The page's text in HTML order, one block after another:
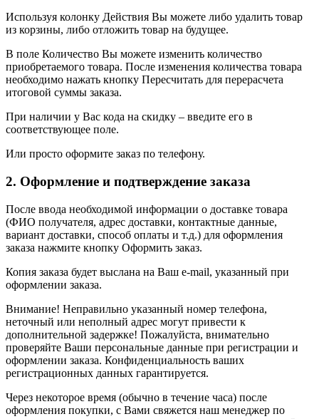
Используя колонку Действия Вы можете либо удалить товар
из корзины, либо отложить товар на будущее.
В поле Количество Вы можете изменить количество
приобретаемого товара. После изменения количества товара
необходимо нажать кнопку Пересчитать для перерасчета
итоговой суммы заказа.
При наличии у Вас кода на скидку – введите его в
соответствующее поле.
Или просто оформите заказ по телефону.
2. Оформление и подтверждение заказа
После ввода необходимой информации о доставке товара
(ФИО получателя, адрес доставки, контактные данные,
вариант доставки, способ оплаты и т.д.) для оформления
заказа нажмите кнопку Оформить заказ.
Копия заказа будет выслана на Ваш e-mail, указанный при
оформлении заказа.
Внимание! Неправильно указанный номер телефона,
неточный или неполный адрес могут привести к
дополнительной задержке! Пожалуйста, внимательно
проверяйте Ваши персональные данные при регистрации и
оформлении заказа. Конфиденциальность ваших
регистрационных данных гарантируется.
Через некоторое время (обычно в течение часа) после
оформления покупки, с Вами свяжется наш менеджер по